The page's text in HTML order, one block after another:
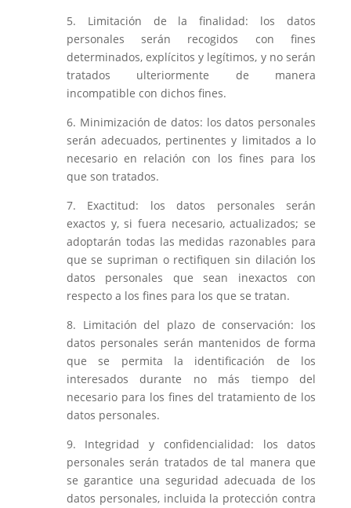
5. Limitación de la finalidad: los datos
personales serán recogidos con fines
determinados, explícitos y legítimos, y no serán
tratados ulteriormente de manera
incompatible con dichos fines.
6. Minimización de datos: los datos personales
serán adecuados, pertinentes y limitados a lo
necesario en relación con los fines para los
que son tratados.
7. Exactitud: los datos personales serán
exactos y, si fuera necesario, actualizados; se
adoptarán todas las medidas razonables para
que se supriman o rectifiquen sin dilación los
datos personales que sean inexactos con
respecto a los fines para los que se tratan.
8. Limitación del plazo de conservación: los
datos personales serán mantenidos de forma
que se permita la identificación de los
interesados durante no más tiempo del
necesario para los fines del tratamiento de los
datos personales.
9. Integridad y confidencialidad: los datos
personales serán tratados de tal manera que
se garantice una seguridad adecuada de los
datos personales, incluida la protección contra